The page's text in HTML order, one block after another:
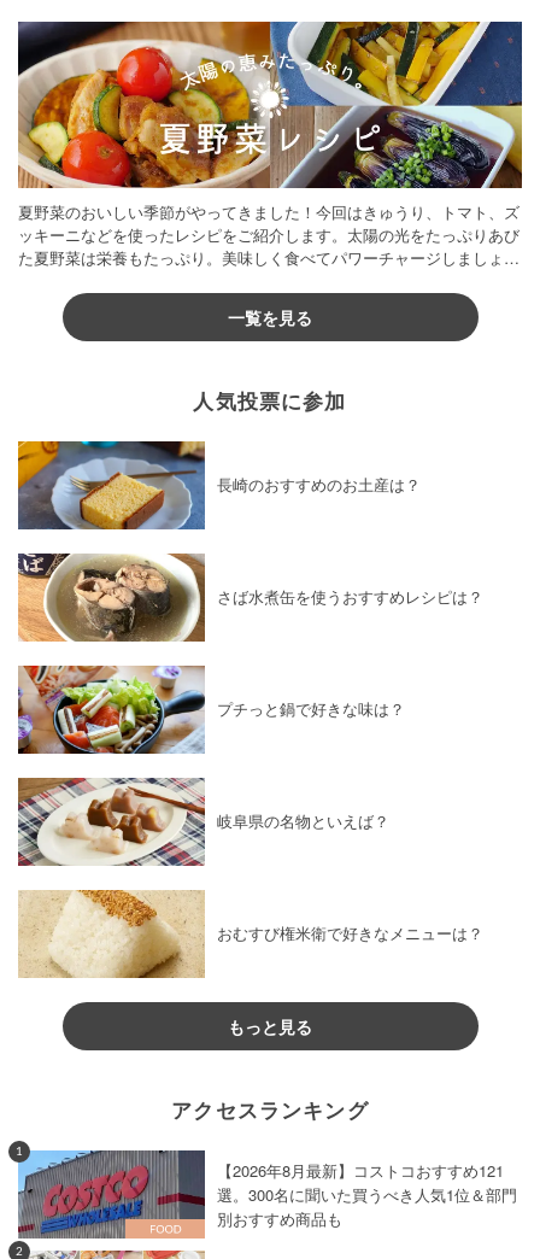
夏野菜のおいしい季節がやってきました！今回はきゅうり、トマト、ズ
ッキーニなどを使ったレシピをご紹介します。太陽の光をたっぷりあび
た夏野菜は栄養もたっぷり。美味しく食べてパワーチャージしましょう
一覧を見る
人気投票に参加
長崎のおすすめのお土産は？
さば水煮缶を使うおすすめレシピは？
プチっと鍋で好きな味は？
岐阜県の名物といえば？
おむすび権米衛で好きなメニューは？
もっと見る
アクセスランキング
1
【2026年8月最新】コストコおすすめ121
選。300名に聞いた買うべき人気1位＆部門
別おすすめ商品も
2